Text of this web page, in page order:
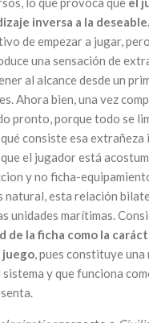
inversa a la deseable.
de empezar a jugar,
una sensación de
al alcance desde un
Ahora bien, una vez
pronto, porque todo se
qué consiste esa extrañeza
el jugador está
y no ficha-
natural, esta relación
unidades marítimas.
de la ficha como la
, pues constituye
y que funciona